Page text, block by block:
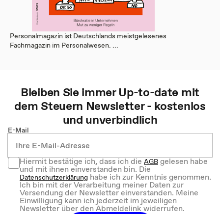
Personalmagazin ist Deutschlands meistgelesenes
Fachmagazin im Personalwesen. ...
Bleiben Sie immer Up-to-date mit
demSteuern Newsletter - kostenlos
und unverbindlich
E-Mail
Hiermit bestätige ich, dass ich dieAGBgelesen habe
und mit ihnen einverstanden bin. Die
Datenschutzerklärung habe ich zur Kenntnis genommen.
Ich bin mit der Verarbeitung meiner Daten zur
Versendung der Newsletter einverstanden. Meine
Einwilligung kann ich jederzeit im jeweiligen
Newsletter über den Abmeldelink widerrufen.